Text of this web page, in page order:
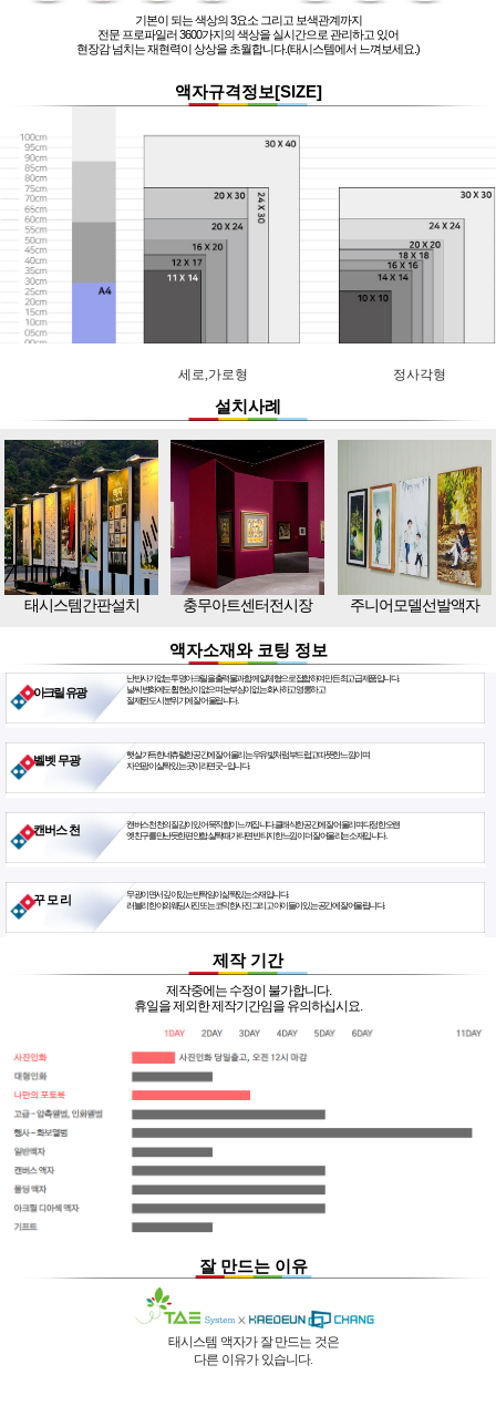
기본이 되는 색상의 3요소 그리고 보색관계까지
전문 프로파일러 3600가지의 색상을 실시간으로 관리하고 있어
현장감 넘치는 재현력이 상상을 초월합니다.(태시스템에서 느껴보세요.)
액자규격정보[SIZE]
세로,가로형 정사각형
설치사례
태시스템간판설치 충무아트센터전시장 주니어모델선발액자
액자소재와 코팅 정보
아크릴 유광
난반사가 없는 투명아크릴을 출력물과 함께 일체형으로 접합하여 만든 최고급 제품입니다.
날씨 변화에도 휨현상이 없으며 눈부심이 없는 화사하고 영롱하고
절제된 도시 분위기에 잘 어울립니다.
벨벳 무광
햇살 가득한 네츄럴한 공간에 잘 어울리는 우유빛처럼 부드럽고 따뜻한 느낌이며
자연광이 살짝 있는 곳이라면 굿~ 입니다.
캔버스 천
캔버스천 천의 질감이 있어 묵직함이 느껴집니다. 클래식한 공간에 잘 어울리며 다정한 오랜
옛친구를 만난듯한 편안함. 살짝 때가 타면 빈티지한 느낌이 더 잘 어울리는 소재입니다.
꾸 모 리
무광이면서 깊이있는 반짝임이 삶짝있는 소재입니다.
러블리한 야외웨딩사진 또는 코믹한사진 그리고 아이들이 있는 공간에 잘 어울립니다.
제작 기간
제작중에는 수정이 불가합니다.
휴일을 제외한 제작기간임을 유의하십시요.
잘 만드는 이유
태시스템 액자가 잘 만드는 것은
다른 이유가 있습니다.